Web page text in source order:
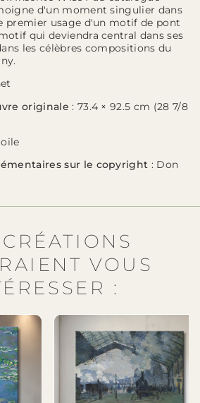
d'un moment singulier dans
premier usage d'un motif de pont
qui deviendra central dans ses
les célèbres compositions du
originale : 73.4 × 92.5 cm (28 7/8
sur le copyright : Don
VOUS
: